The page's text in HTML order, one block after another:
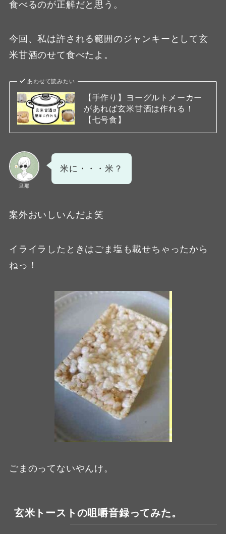
食べるのが正解だと思う。
今回、私は許される範囲のジャンキーとして玄
米甘酒のせて食べたよ。
あわせて読みたい
【手作り】ヨーグルトメーカー
があれば玄米甘酒は作れる！
【七号食】
旦那
米に・・・米？
案外おいしいんだよ笑
イライラしたときはごま塩も載せちゃったから
ねっ！
ごまのってないやんけ。
玄米トーストの咀嚼音録ってみた。